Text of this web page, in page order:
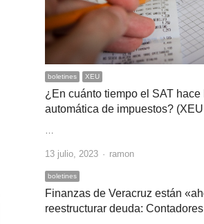
boletines XEU
¿En cuánto tiempo el SAT
automática de impuestos?
…
13 julio, 2023 Author
ramon
boletines
Finanzas de Veracruz están
reestructurar deuda: